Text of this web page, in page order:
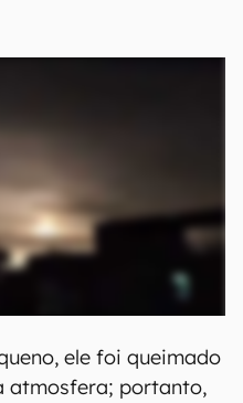
ele foi queimado
atmosfera; portanto,